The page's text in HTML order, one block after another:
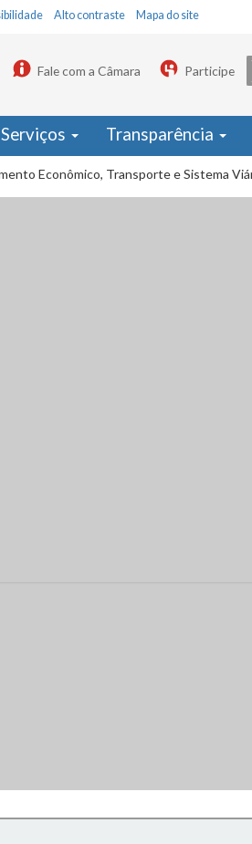
Alto contraste Mapa do site
Fale com a Câmara Participe
Serviços Transparência
Econômico, Transporte e Sistema